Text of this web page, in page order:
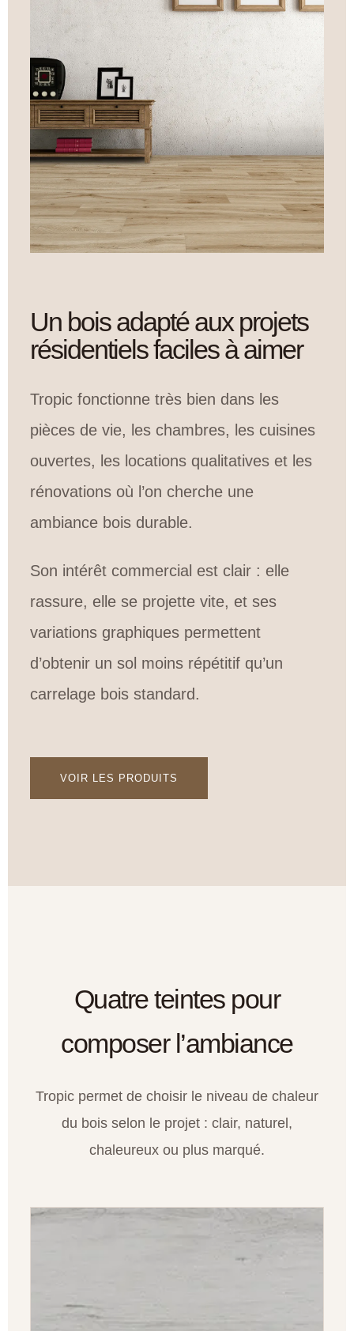
Un bois adapté aux projets
résidentiels faciles à aimer
Tropic fonctionne très bien dans les
pièces de vie, les chambres, les cuisines
ouvertes, les locations qualitatives et les
rénovations où l’on cherche une
ambiance bois durable.
Son intérêt commercial est clair : elle
rassure, elle se projette vite, et ses
variations graphiques permettent
d’obtenir un sol moins répétitif qu’un
carrelage bois standard.
VOIR LES PRODUITS
Quatre teintes pour
composer l’ambiance
Tropic permet de choisir le niveau de chaleur
du bois selon le projet : clair, naturel,
chaleureux ou plus marqué.